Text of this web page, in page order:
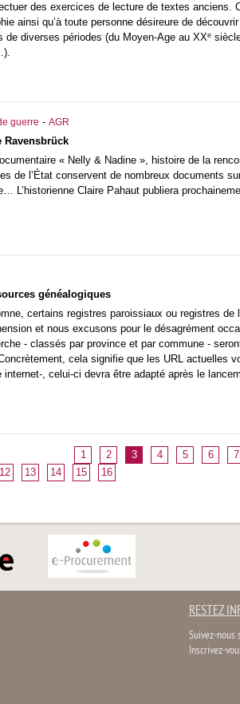
des exercices de lecture de textes anciens.
ainsi qu’à toute personne désireure de
diverses périodes (du Moyen-Age au XXe
guerre - AGR
Ravensbrück
« Nelly & Nadine », histoire de la
de l’État conservent de nombreux documents
L’historienne Claire Pahaut publiera
généalogiques
certains registres paroissiaux ou registres
et nous excusons pour le désagrément
- classés par province et par commune -
cela signifie que les URL actuelles
, celui-ci devra être adapté après le
1 2 3 4 5 6 7
12 13 14 15 16
RESTEZ
Suivez-nous
Inscrivez-